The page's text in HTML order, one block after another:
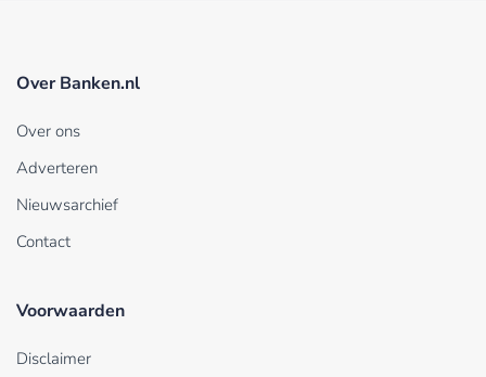
Over Banken.nl
Over ons
Adverteren
Nieuwsarchief
Contact
Voorwaarden
Disclaimer